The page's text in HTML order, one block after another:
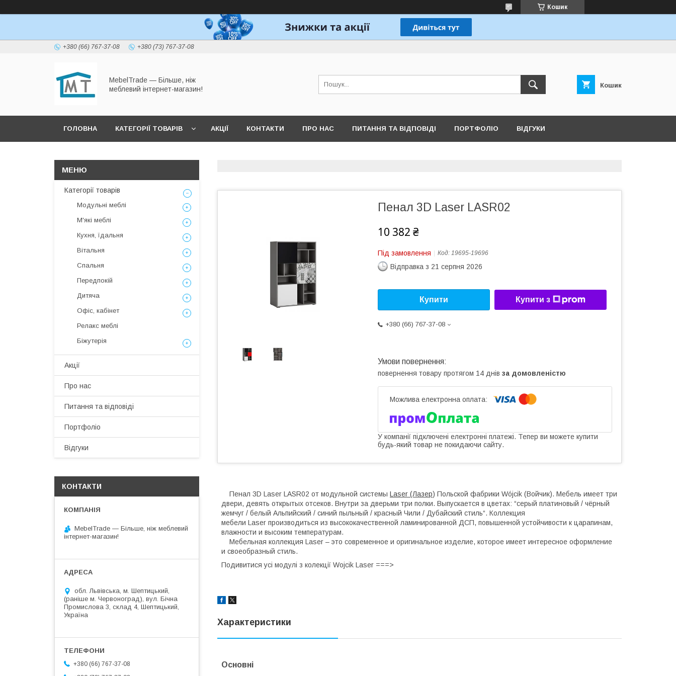
Кошик
+380 (66) 767-37-08 +380 (73) 767-37-08
MebelTrade — Більше, ніж
меблевий інтернет-магазин!
Кошик
ГОЛОВНА КАТЕГОРІЇ ТОВАРІВ АКЦІЇ КОНТАКТИ ПРО НАС ПИТАННЯ ТА ВІДПОВІДІ ПОРТФОЛІО ВІДГУКИ
Пенал 3D Laser LASR02
10 382 ₴
Під замовлення Код: 19695-19696
Відправка з 21 серпня 2026
Купити Купити з
+380 (66) 767-37-08
повернення товару протягом 14 днів за домовленістю
У компанії підключені електронні платежі. Тепер ви можете купити
будь-який товар не покидаючи сайту.
Пенал 3D Laser LASR02 от модульной системы Laser (Лазер) Польской фабрики Wójcik (Войчик). Мебель имеет три
двери, девять открытых отсеков. Внутри за дверьми три полки. Выпускается в цветах: “серый платиновый / чёрный
жемчуг / белый Альпийский / синий пыльный / красный Чили / Дубайский стиль“. Коллекция
мебели Laser производиться из высококачественной ламинированной ДСП, повышенной устойчивости к царапинам,
влажности и высоким температурам.
Мебельная коллекция Laser – это современное и оригинальное изделие, которое имеет интересное оформление
и своеобразный стиль.
Подивитися усі модулі з колекції Wojcik Laser ===>
Характеристики
Основні
Категорії товарів
Модульні меблі
М'які меблі
Кухня, їдальня
Вітальня
Спальня
Передпокій
Дитяча
Офіс, кабінет
Релакс меблі
Біжутерія
Акції
Про нас
Питання та відповіді
Портфоліо
Відгуки
КОНТАКТИ
MebelTrade — Більше, ніж меблевий
інтернет-магазин!
обл. Львівська, м. Шептицький,
(раніше м. Червоноград), вул. Бічна
Промислова 3, склад 4, Шептицький,
Україна
+380 (66) 767-37-08